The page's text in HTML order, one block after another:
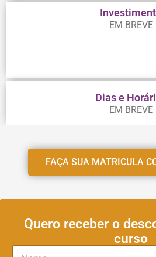
EM BREVE
Dias e
EM BREVE
FAÇA SUA MATRICULA
Quero receber o
curso
N